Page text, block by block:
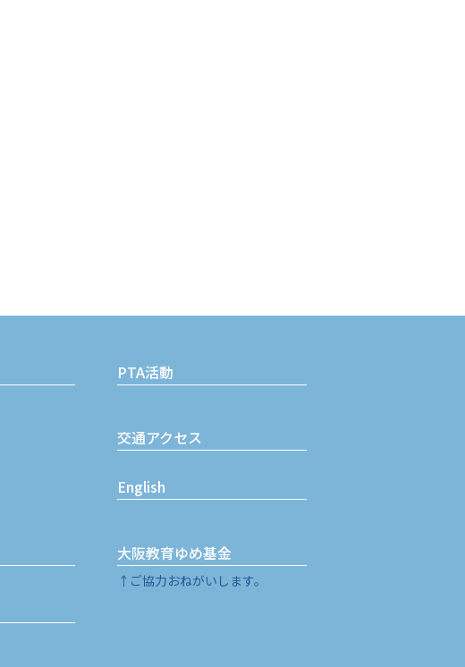
PTA活動
交通アクセス
English
大阪教育ゆめ基金
↑ご協力おねがいします。